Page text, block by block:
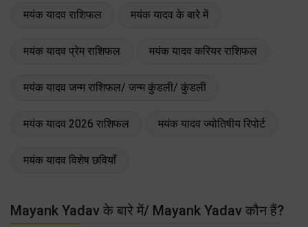
मयंक यादव राशिफल मयंक यादव के बारे में
मयंक यादव प्रेम राशिफल मयंक यादव करियर राशिफल
मयंक यादव जन्म राशिफल/ जन्म कुंडली/ कुंडली
मयंक यादव 2026 राशिफल मयंक यादव ज्योतिषीय रिपोर्ट
मयंक यादव विशेष छवियाँ
Mayank Yadav के बारे में/ Mayank Yadav कौन हैं?